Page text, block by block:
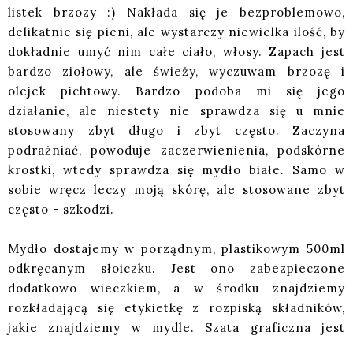
listek brzozy :) Nakłada się je bezproblemowo,
delikatnie się pieni, ale wystarczy niewielka ilość, by
dokładnie umyć nim całe ciało, włosy. Zapach jest
bardzo ziołowy, ale świeży, wyczuwam brzozę i
olejek pichtowy. Bardzo podoba mi się jego
działanie, ale niestety nie sprawdza się u mnie
stosowany zbyt długo i zbyt często. Zaczyna
podrażniać, powoduje zaczerwienienia, podskórne
krostki, wtedy sprawdza się mydło białe. Samo w
sobie wręcz leczy moją skórę, ale stosowane zbyt
często - szkodzi.
Mydło dostajemy w porządnym, plastikowym 500ml
odkręcanym słoiczku. Jest ono zabezpieczone
dodatkowo wieczkiem, a w środku znajdziemy
rozkładającą się etykietkę z rozpiską składników,
jakie znajdziemy w mydle. Szata graficzna jest